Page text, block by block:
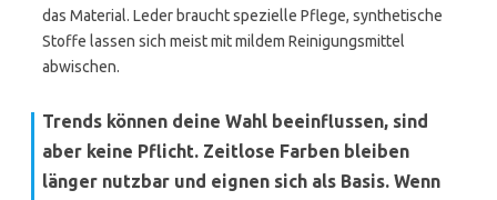
das Material. Leder braucht spezielle Pflege, synthetische
Stoffe lassen sich meist mit mildem Reinigungsmittel
abwischen.
Trends können deine Wahl beeinflussen, sind
aber keine Pflicht. Zeitlose Farben bleiben
länger nutzbar und eignen sich als Basis. Wenn